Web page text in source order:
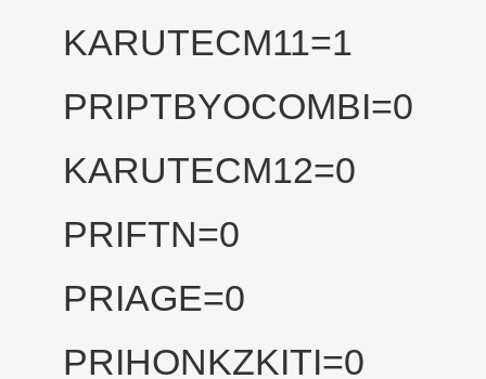
KARUTECM11=1
PRIPTBYOCOMBI=0
KARUTECM12=0
PRIFTN=0
PRIAGE=0
PRIHONKZKITI=0